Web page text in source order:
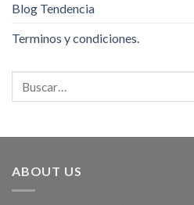
Blog Tendencia
Terminos y condiciones.
ABOUT US